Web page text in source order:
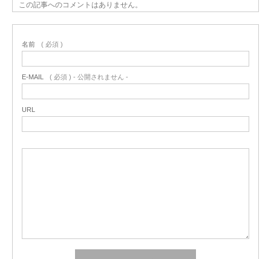
この記事へのコメントはありません。
名前 ( 必須 )
E-MAIL ( 必須 ) - 公開されません -
URL